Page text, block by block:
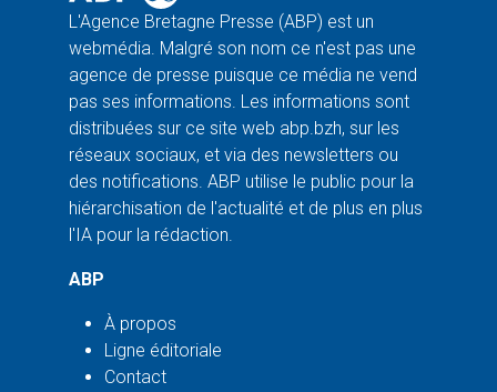
L'Agence Bretagne Presse (ABP) est un
webmédia. Malgré son nom ce n'est pas une
agence de presse puisque ce média ne vend
pas ses informations. Les informations sont
distribuées sur ce site web abp.bzh, sur les
réseaux sociaux, et via des newsletters ou
des notifications. ABP utilise le public pour la
hiérarchisation de l'actualité et de plus en plus
l'IA pour la rédaction.
ABP
À propos
Ligne éditoriale
Contact